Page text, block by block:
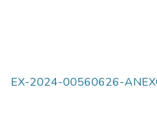
EX-2024-00560626-